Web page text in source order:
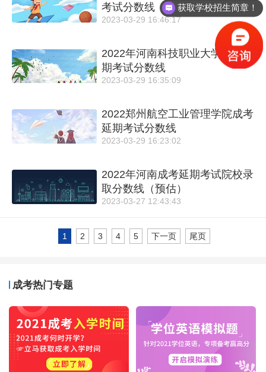
考试分数线
2023-03-29 16:46:17
2022年河南科技职业大学成考延
期考试分数线
2023-03-29 16:35:09
2022郑州航空工业管理学院成考
延期考试分数线
2023-03-29 16:23:02
2022年河南成考延期考试院校录
取分数线（预估）
2023-03-27 12:43:43
1 2 3 4 5 下一页 尾页
成考热门专题
获取学校招生简章！